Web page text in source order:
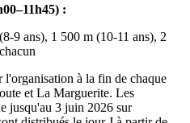
:
9 ans), 1 500 m (10-11 ans), 2
à la fin de chaque
et La Marguerite. Les
jusqu'au 3 juin 2026 sur